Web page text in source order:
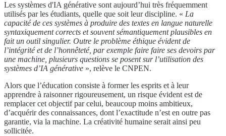
Les systèmes d'IA générative sont aujourd’hui très fréquemment
utilisés par les étudiants, quelle que soit leur discipline. « La
capacité de ces systèmes à produire des textes en langue naturelle
syntaxiquement corrects et souvent sémantiquement plausibles en
fait un outil singulier. Outre le problème éthique évident de
l’intégrité et de l’honnêteté, par exemple faire faire ses devoirs par
une machine, plusieurs questions se posent sur l’utilisation des
systèmes d’IA générative », relève le CNPEN.
Alors que l’éducation consiste à former les esprits et à leur
apprendre à raisonner rigoureusement, un risque évident est de
remplacer cet objectif par celui, beaucoup moins ambitieux,
d’acquérir des connaissances, dont l’exactitude n’est en outre pas
garantie, via la machine. La créativité humaine serait ainsi peu
sollicitée.